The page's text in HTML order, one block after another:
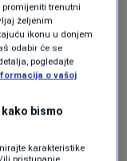
su opravdale
kvalitet na
za
promijeniti trenutni
željenim
ikonu u donjem
odabir će se
pogledajte
o vašoj
bismo
karakteristike
ili pristupanje